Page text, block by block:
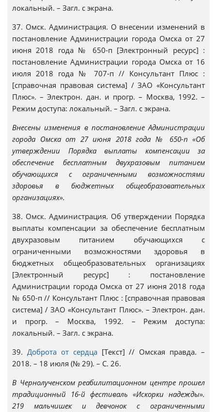
локальный. – Загл. с экрана.
37. Омск. Администрация. О внесении изменений в
постановление Администрации города Омска от 27
июня 2018 года № 650-п [Электронный ресурс] :
постановление Администрации города Омска от 16
июля 2018 года № 707-п // Консультант Плюс :
[справочная правовая система] / ЗАО «Консультант
Плюс». – Электрон. дан. и прогр. – Москва, 1992. –
Режим доступа: локальный. – Загл. с экрана.
Внесены изменения в постановление Администрации
города Омска от 27 июня 2018 года № 650-п «Об
утверждении Порядка выплаты компенсации за
обеспечение бесплатным двухразовым питанием
обучающихся с ограниченными возможностями
здоровья в бюджетных общеобразовательных
организациях».
38. Омск. Администрация. Об утверждении Порядка
выплаты компенсации за обеспечение бесплатным
двухразовым питанием обучающихся с
ограниченными возможностями здоровья в
бюджетных общеобразовательных организациях
[Электронный ресурс] : постановление
Администрации города Омска от 27 июня 2018 года
№ 650-п // Консультант Плюс : [справочная правовая
система] / ЗАО «Консультант Плюс». – Электрон. дан.
и прогр. – Москва, 1992. – Режим доступа:
локальный. – Загл. с экрана.
39. Доброта от сердца[Текст] // Омская правда. –
2018. – 18 июля (№ 29). – С. 26.
В Чернолученском реабилитационном центре прошел
традиционный 16-й фестиваль «Искорки надежды».
219 мальчишек и девчонок с ограниченными